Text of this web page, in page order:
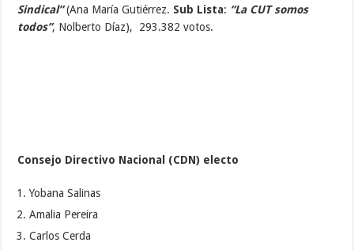
Sindical”(Ana María Gutiérrez. Sub Lista: “La CUT somos
todos”, Nolberto Díaz), 293.382 votos.
Consejo Directivo Nacional (CDN) electo
Yobana Salinas
Amalia Pereira
Carlos Cerda